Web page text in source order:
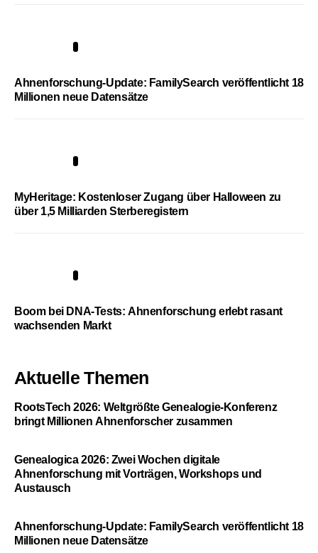
Ahnenforschung-Update: FamilySearch veröffentlicht 18
Millionen neue Datensätze
MyHeritage: Kostenloser Zugang über Halloween zu
über 1,5 Milliarden Sterberegistern
Boom bei DNA-Tests: Ahnenforschung erlebt rasant
wachsenden Markt
Aktuelle Themen
RootsTech 2026: Weltgrößte Genealogie-Konferenz
bringt Millionen Ahnenforscher zusammen
Genealogica 2026: Zwei Wochen digitale
Ahnenforschung mit Vorträgen, Workshops und
Austausch
Ahnenforschung-Update: FamilySearch veröffentlicht 18
Millionen neue Datensätze